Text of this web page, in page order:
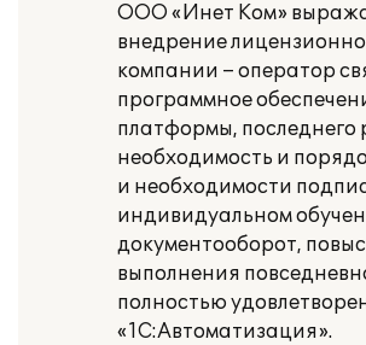
ООО «Инет Ком»
внедрение
компании – оператор
программное
платформы,
необходимость и
и необходимости
индивидуальном
документооборот,
выполнения
полностью
«1С:Автоматизация».